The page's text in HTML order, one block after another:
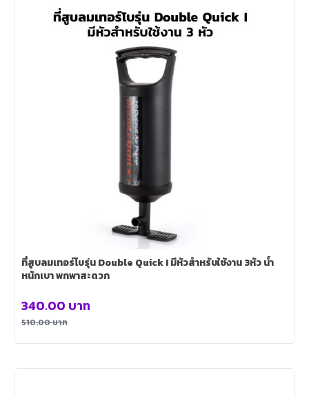
ที่สูบลมเทอร์โบรุ่น Double Quick I มีหัวสำหรับใช้งาน 3หัว น้ำ
หนักเบา พกพาสะดวก
510.00บาท
340.00 บาท